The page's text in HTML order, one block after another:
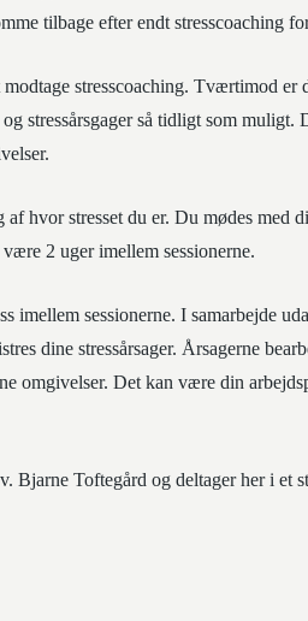
tilbage efter endt stresscoaching
stresscoaching. Tværtimod er
stressårsgager så tidligt som muligt.
hvor stresset du er. Du mødes med
2 uger imellem sessionerne.
imellem sessionerne. I samarbejde
dine stressårsager. Årsagerne
omgivelser. Det kan være din
Bjarne Toftegård og deltager her i et